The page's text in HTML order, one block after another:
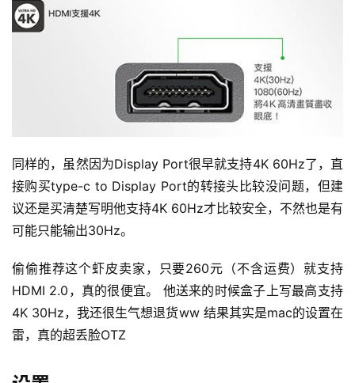
同样的，虽然因为Display Port很早就支持4K 60Hz了，直
接购买type-c to Display Port的转接头比较没问题，但建
议还是买清楚写明他支持4K 60Hz才比较安全，不然也是有
可能只能输出30Hz。
偷偷推荐这个虾皮卖家，只要260元（不含运费）就支持
HDMI 2.0，真的很便宜。 他送来的时候盒子上写最高支持
4K 30Hz，我还很生气想退货ww 结果其实是mac的设置在
雷，真的超丢脸OTZ